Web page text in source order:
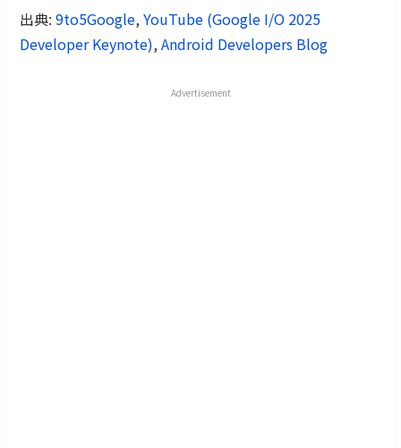
出典:9to5Google,YouTube (Google I/O 2025
Developer Keynote),Android Developers Blog
Advertisement